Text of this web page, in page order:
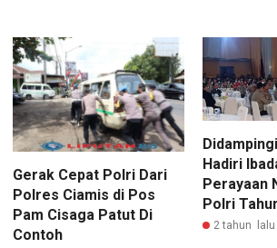
Gerak Cepat Polri Dari
Polres Ciamis di Pos
Pam Cisaga Patut Di
Contoh
Hadiri
Perayaan
Polri
2 tahun lalu